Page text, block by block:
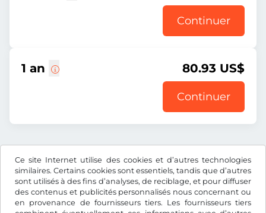
Ce site Internet utilise des cookies et d’autres technologies
similaires. Certains cookies sont essentiels, tandis que d’autres
sont utilisés à des fins d’analyses, de reciblage, et pour diffuser
des contenus et publicités personnalisés nous concernant ou
en provenance de fournisseurs tiers. Les fournisseurs tiers
Continuer
1 an 80.93 US$
Continuer
compris les frais d’enregistrement et la TVA.